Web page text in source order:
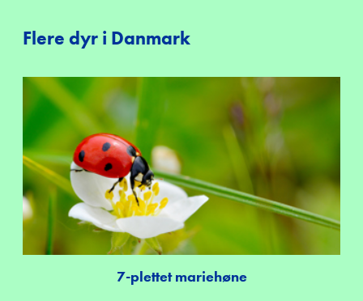
Flere dyr i Danmark
7-plettet mariehøne